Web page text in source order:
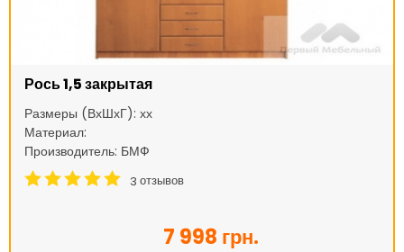
Рось 1,5 закрытая
Размеры (ВхШхГ): хх
Материал:
Производитель: БМФ
3 отзывов
7 998 грн.